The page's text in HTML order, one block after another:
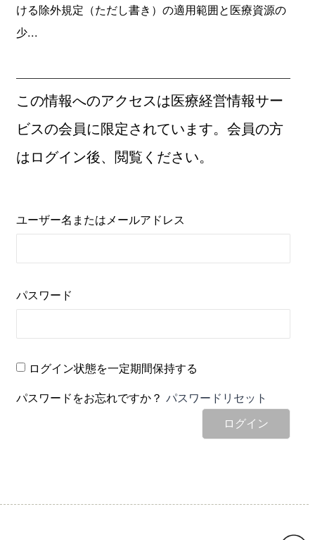
ける除外規定（ただし書き）の適用範囲と医療資源の
少...
この情報へのアクセスは医療経営情報サー
ビスの会員に限定されています。会員の方
はログイン後、閲覧ください。
ユーザー名またはメールアドレス
パスワード
ログイン状態を一定期間保持する
パスワードをお忘れですか？パスワードリセット
ログイン